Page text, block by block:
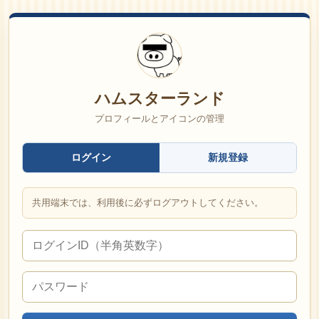
ハムスターランド
プロフィールとアイコンの管理
ログイン 新規登録
共用端末では、利用後に必ずログアウトしてください。